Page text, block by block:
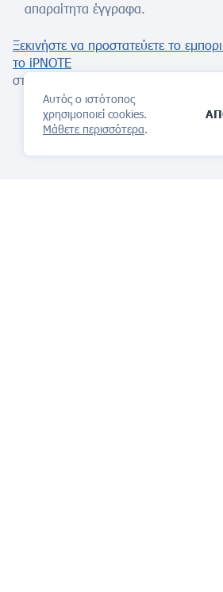
Αυτός ο ιστότοπος
χρησιμοποιεί cookies.
Μάθετε περισσότερα.
απαραίτητα έγγραφα.
Ξεκινήστε να προστατεύετε το
το iPNOTE
στον Καναδά σήμερα.